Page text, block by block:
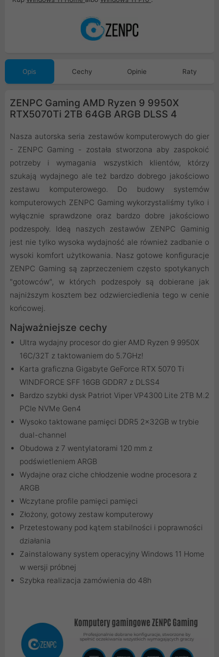
Opis Cechy Opinie Raty
ZENPC Gaming AMD Ryzen 9 9950X
RTX5070Ti 2TB 64GB ARGB DLSS 4
Nasza autorska seria zestawów komputerowych do gier
- ZENPC Gaming - została stworzona aby zaspokoić
potrzeby i wymagania wszystkich klientów, którzy
szukają wydajnego ale też bardzo dobrego jakościowo
zestawu komputerowego. Do budowy systemów
komputerowych ZENPC Gaming wykorzystaliśmy tylko i
wyłącznie sprawdzone oraz bardzo dobre jakościowo
podzespoły. Ideą naszych zestawów ZENPC Gaminig
jest nie tylko wysoka wydajność ale również zadbanie o
wysoki komfort użytkowania. Nasz gotowe konfiguracje
ZENPC Gaming są zaprzeczeniem często spotykanych
"gotowców", w których podzespoły są dobierane jak
najniższym kosztem bez odzwierciedlenia tego w cenie
końcowej.
Najważniejsze cechy
Ultra wydajny procesor do gier AMD Ryzen 9 9950X
16C/32T z taktowaniem do 5.7GHz!
Karta graficzna Gigabyte GeForce RTX 5070 Ti
WINDFORCE SFF 16GB GDDR7 z DLSS4
Bardzo szybki dysk Patriot Viper VP4300 Lite 2TB M.2
PCIe NVMe Gen4
Wysoko taktowane pamięci DDR5 2x32GB w trybie
dual-channel
Obudowa z 7 wentylatorami 120 mm z
podświetleniem ARGB
Wydajne oraz ciche chłodzenie wodne procesora z
ARGB
Wczytane profile pamięci pamięci
Złożony, gotowy zestaw komputerowy
Przetestowany pod kątem stabilności i poprawności
działania
Zainstalowany system operacyjny Windows 11 Home
w wersji próbnej
Szybka realizacja zamówienia do 48h